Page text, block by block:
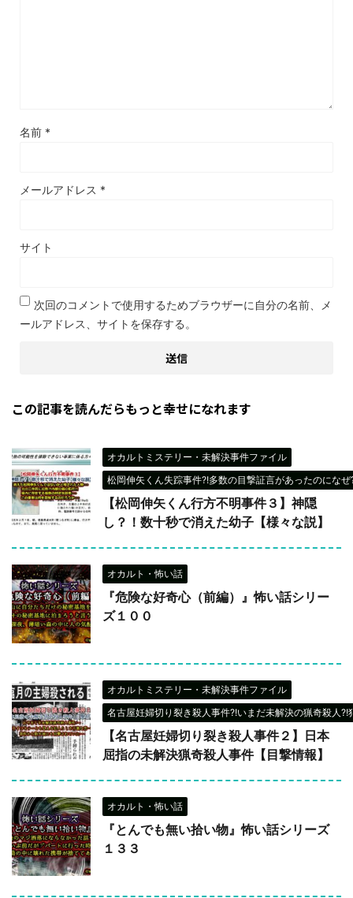
名前 *
メールアドレス *
サイト
次回のコメントで使用するためブラウザーに自分の名前、メ
ールアドレス、サイトを保存する。
この記事を読んだらもっと幸せになれます
オカルトミステリー・未解決事件ファイル
松岡伸矢くん失踪事件?!多数の目撃証言があったのにな
【松岡伸矢くん行方不明事件３】神隠
し？！数十秒で消えた幼子【様々な説】
オカルト・怖い話
『危険な好奇心（前編）』怖い話シリー
ズ１００
オカルトミステリー・未解決事件ファイル
名古屋妊婦切り裂き殺人事件?!いまだ未解決の猟奇殺人
【名古屋妊婦切り裂き殺人事件２】日本
屈指の未解決猟奇殺人事件【目撃情報】
オカルト・怖い話
『とんでも無い拾い物』怖い話シリーズ
１３３